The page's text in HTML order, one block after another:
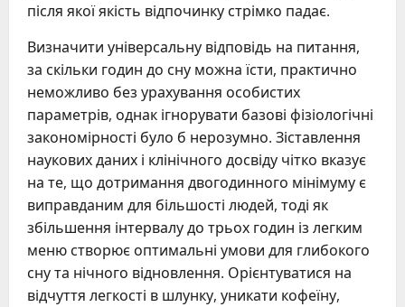
після якої якість відпочинку стрімко падає.
Визначити універсальну відповідь на питання,
за скільки годин до сну можна їсти, практично
неможливо без урахування особистих
параметрів, однак ігнорувати базові фізіологічні
закономірності було б нерозумно. Зіставлення
наукових даних і клінічного досвіду чітко вказує
на те, що дотримання двогодинного мінімуму є
виправданим для більшості людей, тоді як
збільшення інтервалу до трьох годин із легким
меню створює оптимальні умови для глибокого
сну та нічного відновлення. Орієнтуватися на
відчуття легкості в шлунку, уникати кофеїну,